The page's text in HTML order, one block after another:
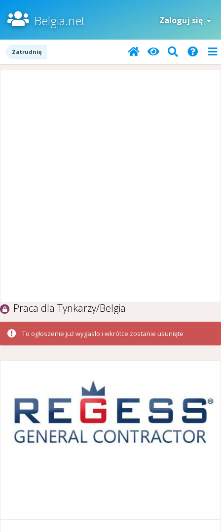
Belgia.net Zaloguj się
Zatrudnię
Praca dla Tynkarzy/Belgia
To ogłoszenie już wygasło i wkrótce zostanie usunięte